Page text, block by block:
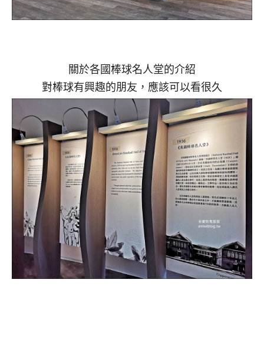
關於各國棒球名人堂的介紹
對棒球有興趣的朋友，應該可以看很久